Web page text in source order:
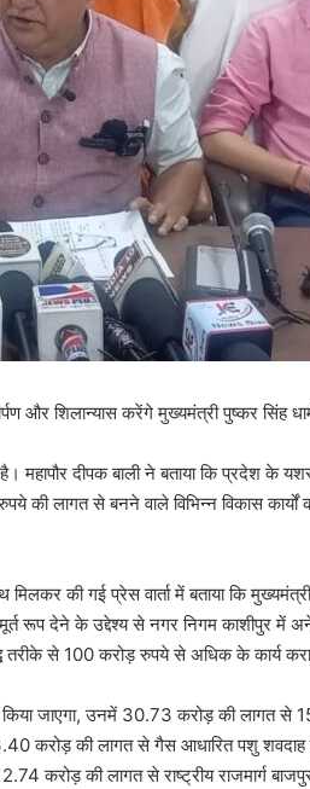
और शिलान्यास करेंगे मुख्यमंत्री पुष्कर सिंह
महापौर दीपक बाली ने बताया कि प्रदेश के
लागत से बनने वाले विभिन्न विकास कार्यों
मिलकर की गई प्रेस वार्ता में बताया कि
रूप देने के उद्देश्य से नगर निगम काशीपुर में
से 100 करोड़ रुपये से अधिक के कार्य
किया जाएगा, उनमें 30.73 करोड़ की लागत
करोड़ की लागत से गैस आधारित पशु शवदाह
करोड़ की लागत से राष्ट्रीय राजमार्ग